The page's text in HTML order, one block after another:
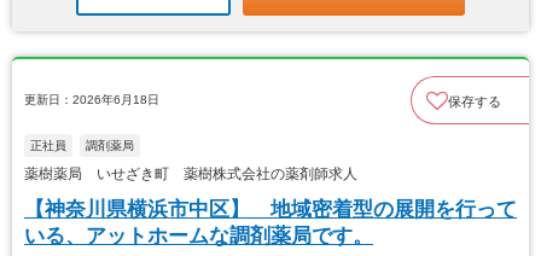
更新日：2026年6月18日 保存する
正社員 調剤薬局
薬樹薬局 いせざき町 薬樹株式会社の薬剤師求人
【神奈川県横浜市中区】 地域密着型の展開を行って
いる、アットホームな調剤薬局です。